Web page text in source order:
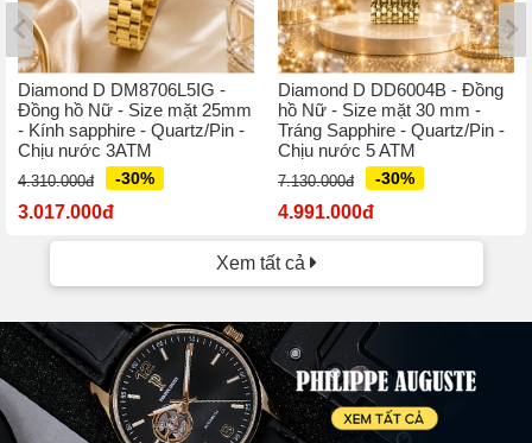
Diamond D DM8706L5IG -
Đồng hồ Nữ - Size mặt 25mm
- Kính sapphire - Quartz/Pin -
Chịu nước 3ATM
4.310.000đ -30%
3.017.000đ
Diamond D DD6004B - Đồng
hồ Nữ - Size mặt 30 mm -
Tráng Sapphire - Quartz/Pin -
Chịu nước 5 ATM
7.130.000đ -30%
4.991.000đ
Xem tất cả